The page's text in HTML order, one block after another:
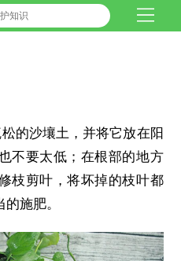
的沙壤土，并将它放在阳
不要太低；在根部的地方
枝剪叶，将坏掉的枝叶都
施肥。